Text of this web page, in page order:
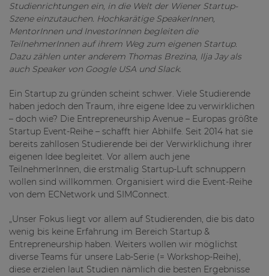
Studienrichtungen ein, in die Welt der Wiener Startup-
Szene einzutauchen. Hochkarätige SpeakerInnen,
MentorInnen und InvestorInnen begleiten die
TeilnehmerInnen auf ihrem Weg zum eigenen Startup.
Dazu zählen unter anderem Thomas Brezina, Ilja Jay als
auch Speaker von Google USA und Slack.
Ein Startup zu gründen scheint schwer. Viele Studierende
haben jedoch den Traum, ihre eigene Idee zu verwirklichen
– doch wie? Die Entrepreneurship Avenue – Europas größte
Startup Event-Reihe – schafft hier Abhilfe. Seit 2014 hat sie
bereits zahllosen Studierende bei der Verwirklichung ihrer
eigenen Idee begleitet. Vor allem auch jene
TeilnehmerInnen, die erstmalig Startup-Luft schnuppern
wollen sind willkommen. Organisiert wird die Event-Reihe
von dem ECNetwork und SIMConnect.
„Unser Fokus liegt vor allem auf Studierenden, die bis dato
wenig bis keine Erfahrung im Bereich Startup &
Entrepreneurship haben. Weiters wollen wir möglichst
diverse Teams für unsere Lab-Serie (= Workshop-Reihe),
diese erzielen laut Studien nämlich die besten Ergebnisse